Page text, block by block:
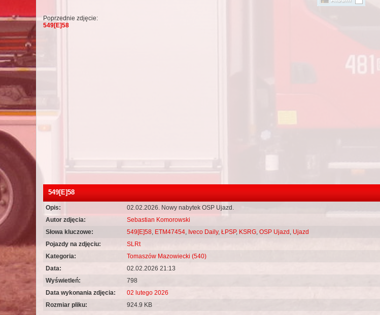
Poprzednie zdjęcie:
549[E]58
549[E]58
Opis:
02.02.2026. Nowy nabytek OSP Ujazd.
Autor zdjęcia:
Sebastian Komorowski
Słowa kluczowe:
549[E]58, ETM47454, Iveco Daily, ŁPSP, KSRG, OSP Ujazd , Ujazd
Pojazdy na zdjęciu:
SLRt
Kategoria:
Tomaszów Mazowiecki (540)
Data:
02.02.2026 21:13
Wyświetleń:
798
Data wykonania zdjęcia:
02 lutego 2026
Rozmiar pliku:
924.9 KB